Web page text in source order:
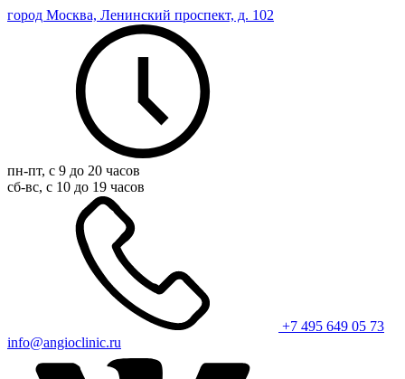
город Москва, Ленинский проспект, д. 102
пн-пт, с 9 до 20 часов
сб-вс, с 10 до 19 часов
+7 495 649 05 73
info@angioclinic.ru